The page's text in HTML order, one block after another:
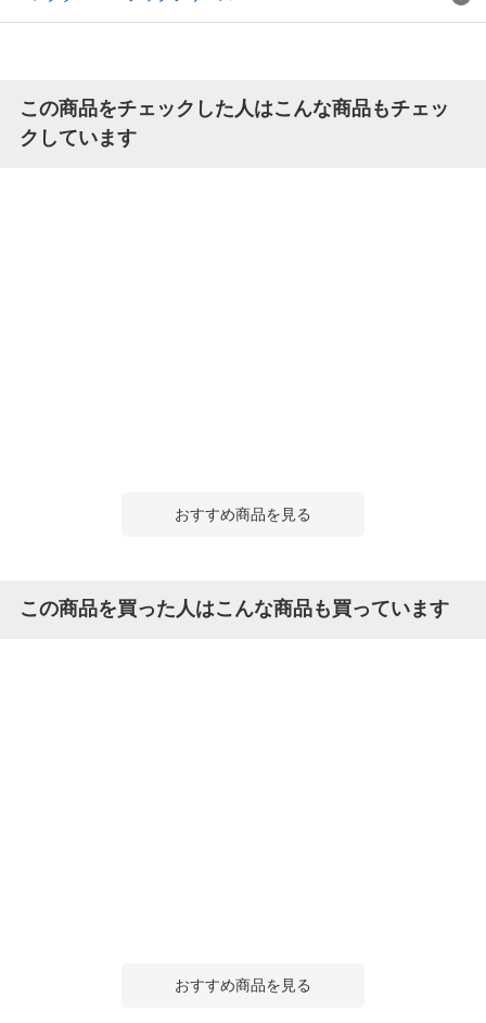
この商品をチェックした人はこんな商品もチェッ
クしています
おすすめ商品を見る
この商品を買った人はこんな商品も買っています
おすすめ商品を見る